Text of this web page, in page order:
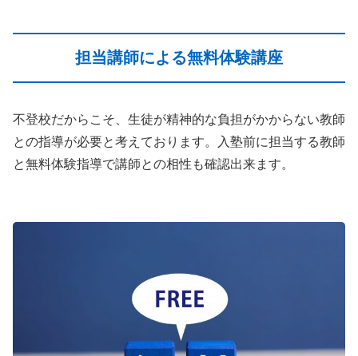
担当講師による無料体験講座
不登校だからこそ、生徒が精神的な負担がかからない教師
との指導が必要と考えております。入塾前に担当する教師
と無料体験指導で講師との相性も確認出来ます。